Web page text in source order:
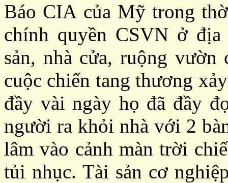
Báo CIA của Mỹ trong
chính quyền CSVN ở
sản, nhà cửa, ruộng vườn
cuộc chiến tang thương
đầy vài ngày họ đã đầy
người ra khỏi nhà với 2
lâm vào cảnh màn trời
tủi nhục. Tài sản cơ